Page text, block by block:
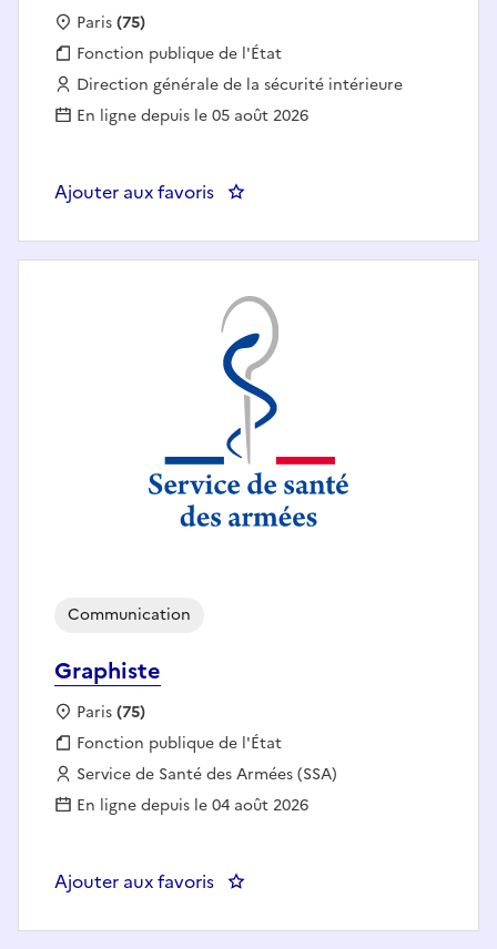
Localisation :
Paris(75)
Fonction publique :
Fonction publique de l'État
Employeur :
Direction générale de la sécurité intérieure
En ligne depuis le 05 août 2026
Ajouter aux favoris : Adjoint au chef d'une
Graphiste
Communication
Localisation :
Paris(75)
Fonction publique :
Fonction publique de l'État
Employeur :
Service de Santé des Armées (SSA)
En ligne depuis le 04 août 2026
Ajouter aux favoris : Graphiste